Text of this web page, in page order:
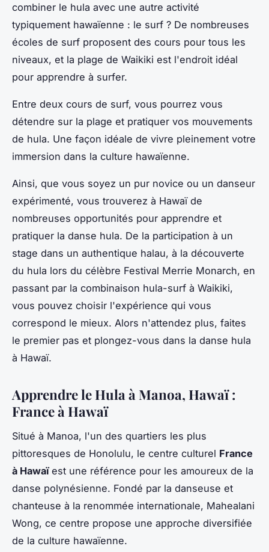
combiner le hula avec une autre activité
typiquement hawaïenne : le surf ? De nombreuses
écoles de surf proposent des cours pour tous les
niveaux, et la plage de Waikiki est l'endroit idéal
pour apprendre à surfer.
Entre deux cours de surf, vous pourrez vous
détendre sur la plage et pratiquer vos mouvements
de hula. Une façon idéale de vivre pleinement votre
immersion dans la culture hawaïenne.
Ainsi, que vous soyez un pur novice ou un danseur
expérimenté, vous trouverez à Hawaï de
nombreuses opportunités pour apprendre et
pratiquer la danse hula. De la participation à un
stage dans un authentique halau, à la découverte
du hula lors du célèbre Festival Merrie Monarch, en
passant par la combinaison hula-surf à Waikiki,
vous pouvez choisir l'expérience qui vous
correspond le mieux. Alors n'attendez plus, faites
le premier pas et plongez-vous dans la danse hula
à Hawaï.
Apprendre le Hula à Manoa, Hawaï :
France à Hawaï
Situé à Manoa, l'un des quartiers les plus
pittoresques de Honolulu, le centre culturel France
à Hawaïest une référence pour les amoureux de la
danse polynésienne. Fondé par la danseuse et
chanteuse à la renommée internationale, Mahealani
Wong, ce centre propose une approche diversifiée
de la culture hawaïenne.